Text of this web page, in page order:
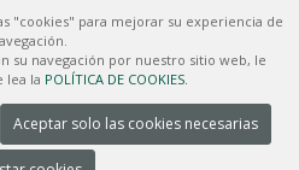
"cookies" para mejorar su experiencia de
su navegación por nuestro sitio web, le
lea la POLÍTICA DE COOKIES.
Aceptar solo las cookies necesarias